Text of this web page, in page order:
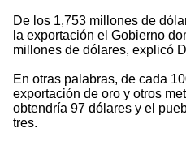
De los 1,753 millones de
la exportación el Gobierno
millones de dólares, explicó
En otras palabras, de cada
exportación de oro y otros
obtendría 97 dólares y el
tres.